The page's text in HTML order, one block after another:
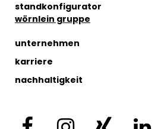
standkonfigurator
wörnlein gruppe
unternehmen
karriere
nachhaltigkeit